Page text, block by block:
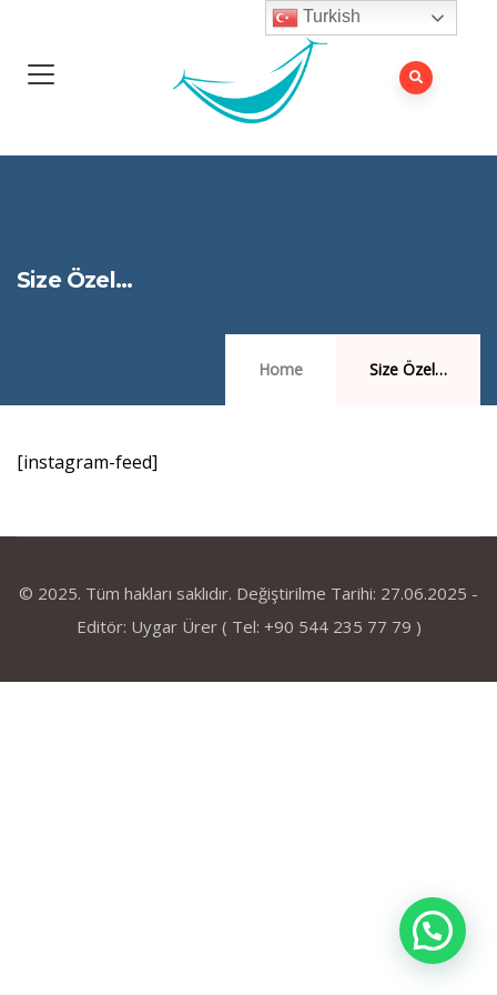
Size Özel…
Home Size Özel…
[instagram-feed]
© 2025. Tüm hakları saklıdır. Değiştirilme Tarihi: 27.06.2025 -
Editör: Uygar Ürer ( Tel: +90 544 235 77 79 )
Turkish